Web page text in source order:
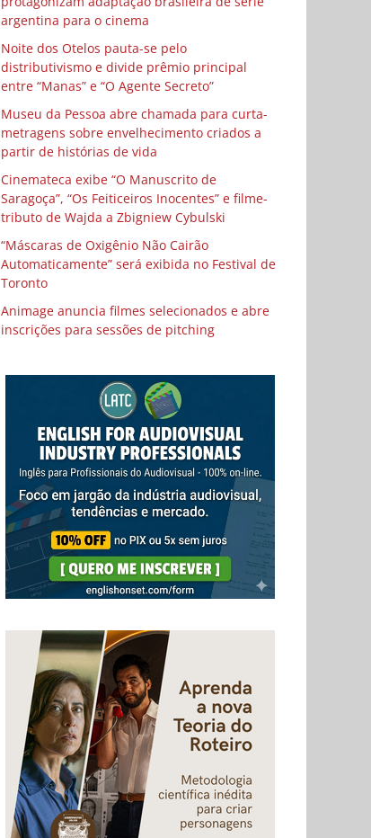
argentina para o cinema
Noite dos Otelos pauta-se pelo
distributivismo e divide prêmio principal
entre “Manas” e “O Agente Secreto”
Museu da Pessoa abre chamada para curta-
metragens sobre envelhecimento criados a
partir de histórias de vida
Cinemateca exibe “O Manuscrito de
Saragoça”, “Os Feiticeiros Inocentes” e filme-
tributo de Wajda a Zbigniew Cybulski
“Máscaras de Oxigênio Não Cairão
Automaticamente” será exibida no Festival de
Toronto
Animage anuncia filmes selecionados e abre
inscrições para sessões de pitching